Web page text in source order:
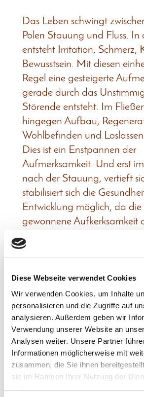
Diese Webseite verwendet Cookies
Wir verwenden Cookies, um Inhalte
personalisieren und die Zugriffe auf
analysieren. Außerdem geben wir
Verwendung unserer Website an
Analysen weiter. Unsere Partner
Informationen möglicherweise mit
zusammen, die Sie ihnen
sie im Rahmen Ihrer Nutzung der
haben.
Das Leben schwingt
Polen Stauung und Fluss.
entsteht Irritation, Schmerz,
Bewusstsein. Mit diesen
Regel eine gesteigerte
gerade durch das
Störende entsteht. Im
hingegen Aufbau,
Wohlbefinden und
Dies ist ein Enstpannen der
Aufmerksamkeit. Und erst im
nach der Stauung, vertieft
stabilisiert sich die
Entwicklung möglich, da
gewonnene Aufkerksamkeit
erhalten bleiben kann.
Berührungen des Körpers
„Schwingen“, ins „Fließen“
Spannungen und
man bereit ist loszulassen.
durch einfache
werden. Auch lassen sich
Energetischen Umfeld des
bestimmten Punkten -
"Systhemischen Therapie" -